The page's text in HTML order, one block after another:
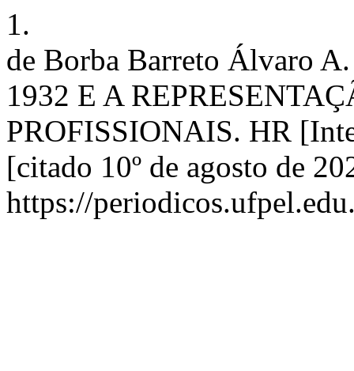
1.
de Borba Barreto Álvaro
1932 E A
PROFISSIONAIS. HR
[citado 10º de agosto de
https://